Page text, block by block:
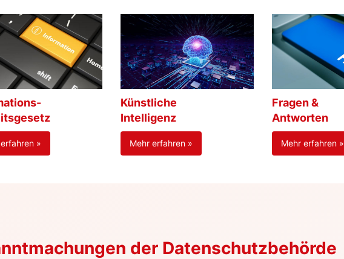
»
Künstliche
Intelligenz
Mehr erfahren »
Fragen &
Antworten
Mehr erfahren »
der Datenschutzbehörde